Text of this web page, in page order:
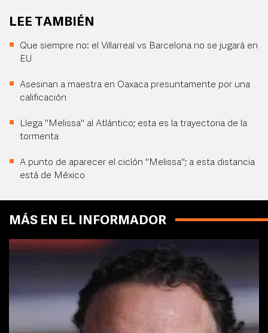
LEE TAMBIÉN
Que siempre no: el Villarreal vs Barcelona no se jugará en
EU
Asesinan a maestra en Oaxaca presuntamente por una
calificación
Llega "Melissa" al Atlántico; esta es la trayectoria de la
tormenta
A punto de aparecer el ciclón "Melissa"; a esta distancia
está de México
MÁS EN EL INFORMADOR